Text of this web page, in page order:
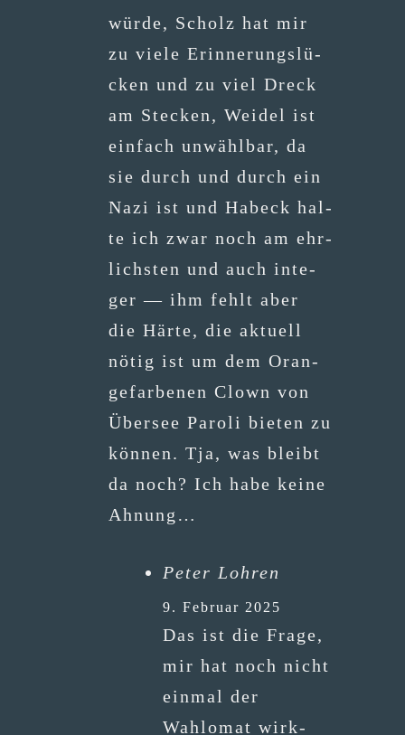
wür­de, Scholz hat mir
zu vie­le Erin­ne­rungs­lü­
cken und zu viel Dreck
am Ste­cken, Wei­del ist
ein­fach unwähl­bar, da
sie durch und durch ein
Nazi ist und Habeck hal­
te ich zwar noch am ehr­
lichs­ten und auch inte­
ger — ihm fehlt aber
die Här­te, die aktu­ell
nötig ist um dem Oran­
ge­far­be­nen Clown von
Über­see Paro­li bie­ten zu
kön­nen. Tja, was bleibt
da noch? Ich habe kei­ne
Ahnung…
Peter Lohren
9. Februar 2025
Das ist die Fra­ge,
mir hat noch nicht
ein­mal der
Wahlomat wirk­